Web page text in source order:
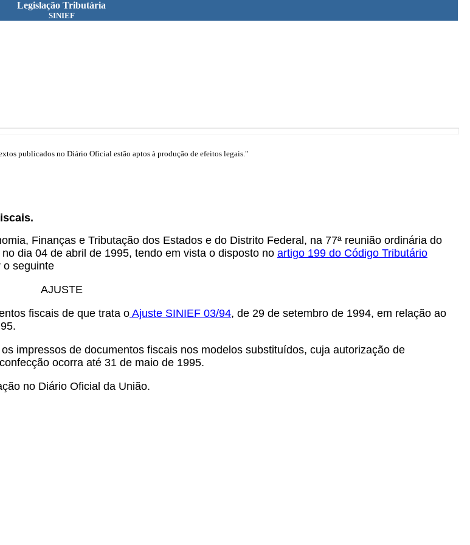
Legislação Tributária
SINIEF
publicados no Diário Oficial estão aptos à produção de efeitos legais."
Finanças e Tributação dos Estados e do Distrito Federal, na 77ª reunião ordinária do
dia 04 de abril de 1995, tendo em vista o disposto no artigo 199 do Código Tributário
o seguinte
AJUSTE
fiscais de que trata oAjuste SINIEF 03/94, de 29 de setembro de 1994, em relação ao
impressos de documentos fiscais nos modelos substituídos, cuja autorização de
ocorra até 31 de maio de 1995.
no Diário Oficial da União.